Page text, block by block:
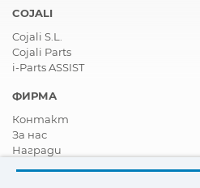
COJALI
Cojali S.L.
Cojali Parts
i-Parts ASSIST
ФИРМА
Контакт
За нас
Награди